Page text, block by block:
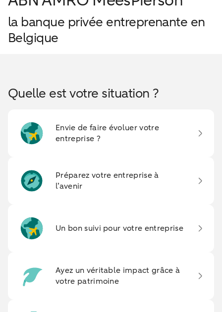
la banque privée entreprenante en
Belgique
Quelle est votre situation ?
Envie de faire évoluer votre
entreprise ?
Préparez votre entreprise à
l’avenir
Un bon suivi pour votre entreprise
Ayez un véritable impact grâce à
votre patrimoine